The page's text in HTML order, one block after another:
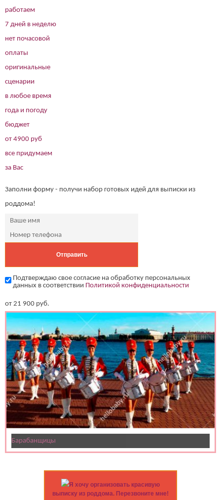
работаем
7 дней в неделю
нет почасовой
оплаты
оригинальные
сценарии
в любое время
года и погоду
бюджет
от 4900 руб
все придумаем
за Вас
Заполни форму - получи набор готовых идей для выписки из
роддома!
Подтверждаю свое согласие на обработку персональных
данных в соответствии Политикой конфиденциальности
от 21 900 руб.
Барабанщицы
Я хочу организовать красивую
выписку из роддома. Перезвоните мне!